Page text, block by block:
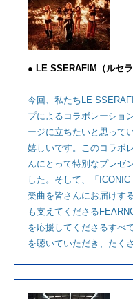
● LE SSERAFIM（ルセラ
今回、私たちLE
プによるコラボレーショ
ージに立ちたいと思って
嬉しいです。このコラボ
んにとって特別なプレゼ
した。そして、「
楽曲を皆さんにお届けす
も支えてくださる
を応援してくださるすべ
を聴いていただき、たく